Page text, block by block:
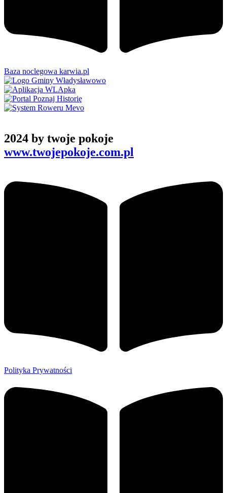
Baza noclegowa karwia.pl
2024 by twoje pokoje
www.twojepokoje.com.pl
Polityka Prywatności